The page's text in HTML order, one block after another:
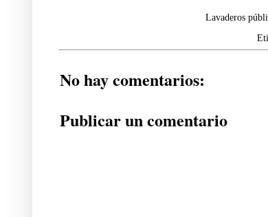
Lavaderos
No hay comentarios:
Publicar un comentario